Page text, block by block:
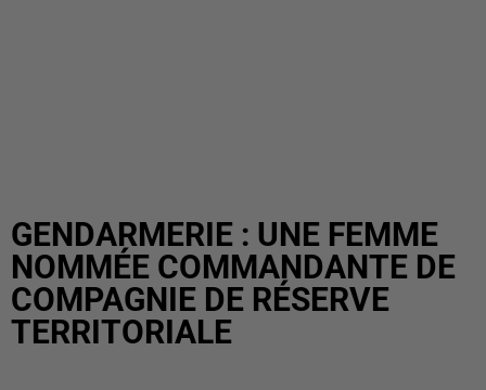
GENDARMERIE : UNE FEMME
NOMMÉE COMMANDANTE DE
COMPAGNIE DE RÉSERVE
TERRITORIALE